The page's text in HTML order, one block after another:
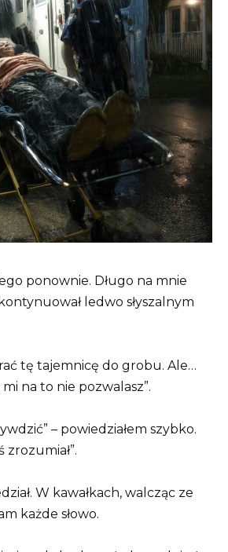
ponownie. Długo na mnie
ledwo słyszalnym
tę tajemnicę do grobu. Ale…
na to nie pozwalasz”.
– powiedziałem szybko.
zrozumiał”.
W kawałkach, walcząc ze
każde słowo.